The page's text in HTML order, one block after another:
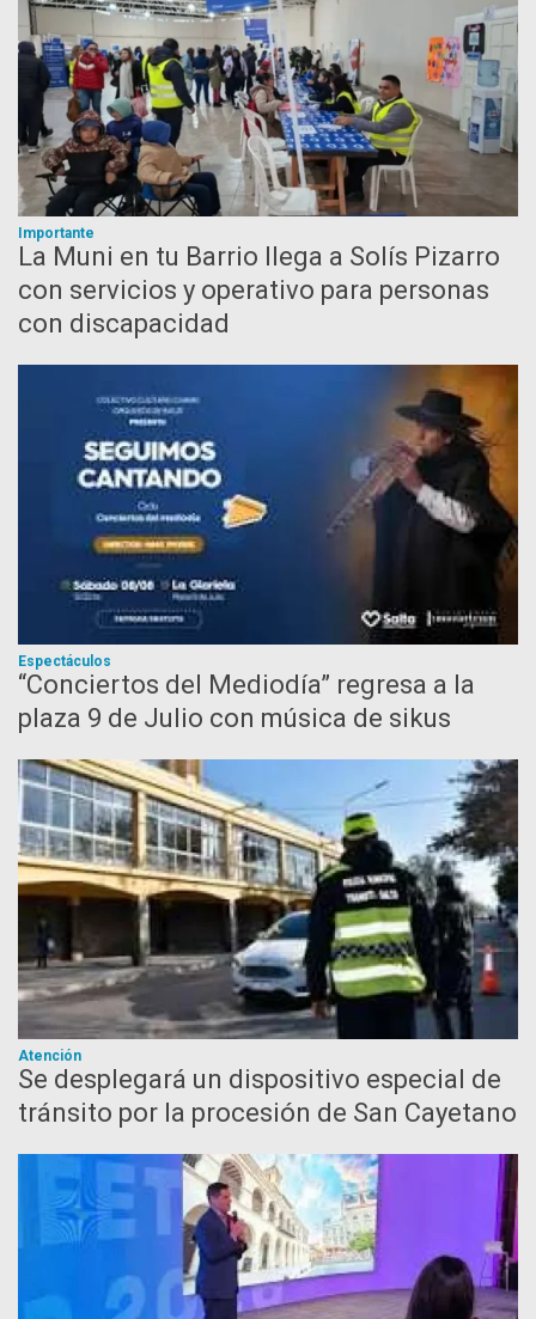
Importante
La Muni en tu Barrio llega a Solís Pizarro
con servicios y operativo para personas
con discapacidad
Espectáculos
“Conciertos del Mediodía” regresa a la
plaza 9 de Julio con música de sikus
Atención
Se desplegará un dispositivo especial de
tránsito por la procesión de San Cayetano